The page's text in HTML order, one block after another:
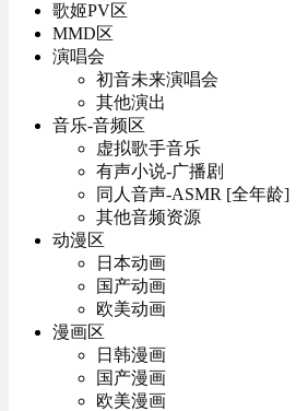
歌姬PV区
MMD区
演唱会
初音未来演唱会
其他演出
音乐-音频区
虚拟歌手音乐
有声小说-广播剧
同人音声-ASMR [全年龄]
其他音频资源
动漫区
日本动画
国产动画
欧美动画
漫画区
日韩漫画
国产漫画
欧美漫画